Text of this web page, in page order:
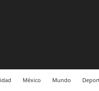
México Mundo